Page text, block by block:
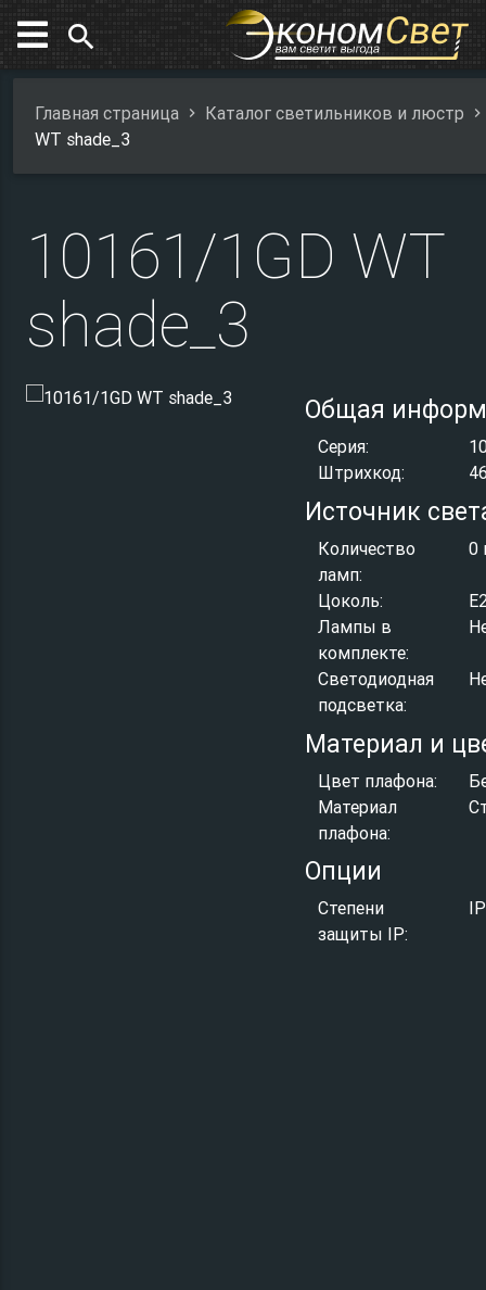
search
Главная страница
Каталог светильников и люстр
WT shade_3
10161/1GD WT
shade_3
Общая
Серия:
Штрихкод:
Источник
Количество
ламп:
0
Цоколь:
Лампы в
комплекте:
Светодиодная
подсветка:
Материал и
Цвет плафона:
Материал
плафона:
Опции
Степени
защиты IP: